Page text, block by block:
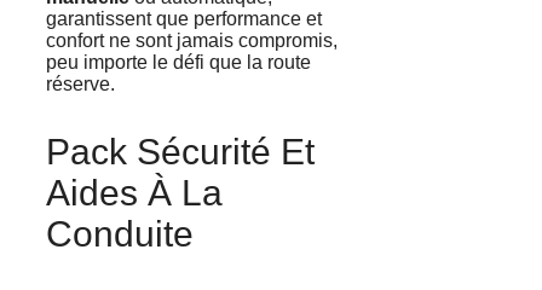
garantissent que performance et
confort ne sont jamais compromis,
peu importe le défi que la route
réserve.
Pack Sécurité Et
Aides À La
Conduite